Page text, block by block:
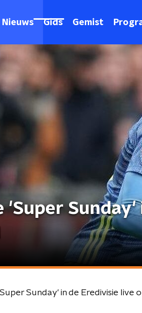
Nieuws Gids Gemist
'Super Sunday'
Sunday' in de Eredivisie live